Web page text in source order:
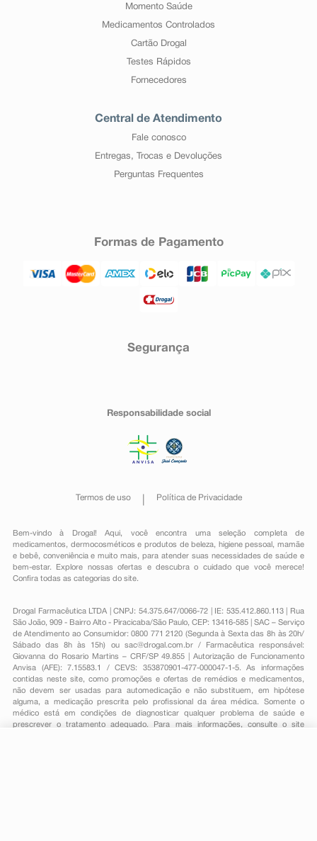
Momento Saúde
Medicamentos Controlados
Cartão Drogal
Testes Rápidos
Fornecedores
Central de Atendimento
Fale conosco
Entregas, Trocas e Devoluções
Perguntas Frequentes
Formas de Pagamento
Segurança
Responsabilidade social
Termos de uso Política de Privacidade
Bem-vindo à Drogal! Aqui, você encontra uma seleção completa de
medicamentos , dermocosméticos e produtos de beleza, higiene pessoal ,mamãe
e bebê, conveniênciae muito mais, para atender suas necessidades de saúde e
bem-estar. Explore nossas ofertas e descubra o cuidado que você merece!
Confira todas as categorias do site.
Drogal Farmacêutica LTDA | CNPJ: 54.375.647/0066-72 | IE: 535.412.860.113 | Rua
São João, 909 - Bairro Alto - Piracicaba/São Paulo, CEP: 13416-585 | SAC – Serviço
de Atendimento ao Consumidor: 0800 771 2120 (Segunda à Sexta das 8h às 20h/
Sábado das 8h às 15h) ou sac@drogal.com.br/ Farmacêutica responsável:
Giovanna do Rosario Martins – CRF/SP 49.855 | Autorização de Funcionamento
Anvisa (AFE): 7.15583.1 / CEVS: 353870901-477-000047-1-5. As informações
contidas neste site, como promoções e ofertas de remédios e medicamentos,
não devem ser usadas para automedicação e não substituem, em hipótese
alguma, a medicação prescrita pelo profissional da área médica. Somente o
médico está em condições de diagnosticar qualquer problema de saúde e
prescrever o tratamento adequado. Para mais informações, consulte o site